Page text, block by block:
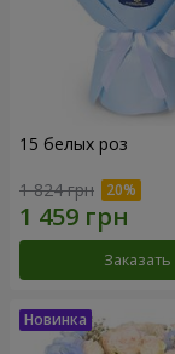
15 белых роз
1 824 грн
Заказать